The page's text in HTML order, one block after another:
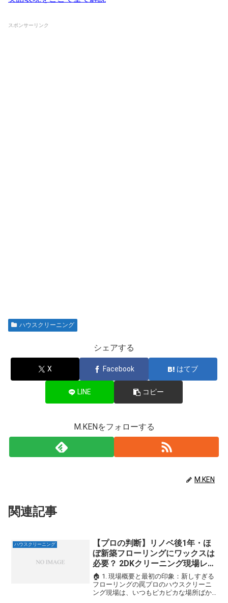
スポンサーリンク
ハウスクリーニング
シェアする
X Facebook はてブ
LINE コピー
M.KENをフォローする
M.KEN
関連記事
ハウスクリーニング
【プロの判断】リノベ後1年・ほ
ぼ新築フローリングにワックスは
必要？ 2DKクリーニング現場レポ
ート
🏠 1. 現場概要と最初の印象：新しすぎる
フローリングの罠プロのハウスクリーニ
ング現場は、いつもピカピカな場所ばか